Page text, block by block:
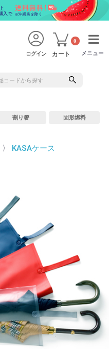
メニュー
メニュー
ログイン カート
0
割り箸 固形燃料
〉 KASAケース